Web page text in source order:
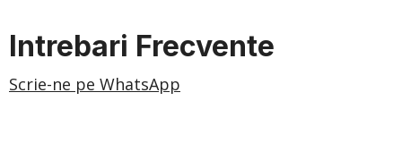
Intrebari Frecvente
Scrie-ne pe WhatsApp